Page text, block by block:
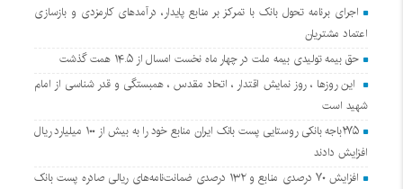
اجرای برنامه تحول بانک با تمرکز بر منابع پایدار، درآمدهای کارمزدی و بازسازی
اعتماد مشتریان
حق بیمه تولیدی بیمه ملت در چهار ماه نخست امسال از ۱۴.۵ همت گذشت
این روزها ، روز نمایش اقتدار ، اتحاد مقدس ، همبستگی و قدر شناسی از امام
شهید است
۲۷۵باجه بانکی روستایی پست بانک ایران منابع خود را به بیش از ۱۰۰ میلیارد ریال
افزایش دادند
افزایش ۷۰ درصدی منابع و ۱۳۲ درصدی ضمانت‌نامه‌های ریالی صادره پست بانک